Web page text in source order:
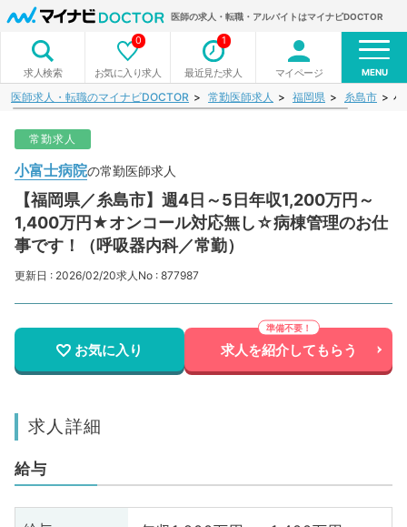
医師の求人・転職・アルバイトはマイナビDOCTOR
求人検索 お気に入り求人
0
最近見た求人
1
マイページ MENU
医師求人・転職のマイナビDOCTOR 常勤医師求人 福岡県 糸島市 小
常勤求人
小富士病院の常勤医師求人
【福岡県／糸島市】週4日～5日年収1,200万円～
1,400万円★オンコール対応無し☆病棟管理のお仕
事です！（呼吸器内科／常勤）
更新日 : 2026/02/20求人No : 877987
お気に入り 求人を紹介してもらう
求人詳細
給与